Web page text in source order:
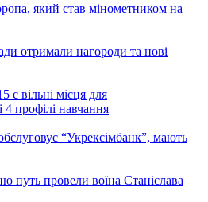
який став мінометником на
отримали нагороди та нові
є вільні місця для
4 профілі навчання
“Укрексімбанк”, мають
путь провели воїна Станіслава